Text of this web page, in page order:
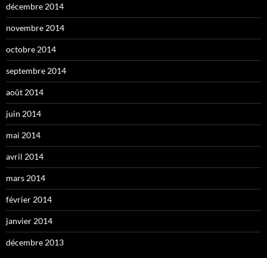
décembre 2014
novembre 2014
octobre 2014
septembre 2014
août 2014
juin 2014
mai 2014
avril 2014
mars 2014
février 2014
janvier 2014
décembre 2013